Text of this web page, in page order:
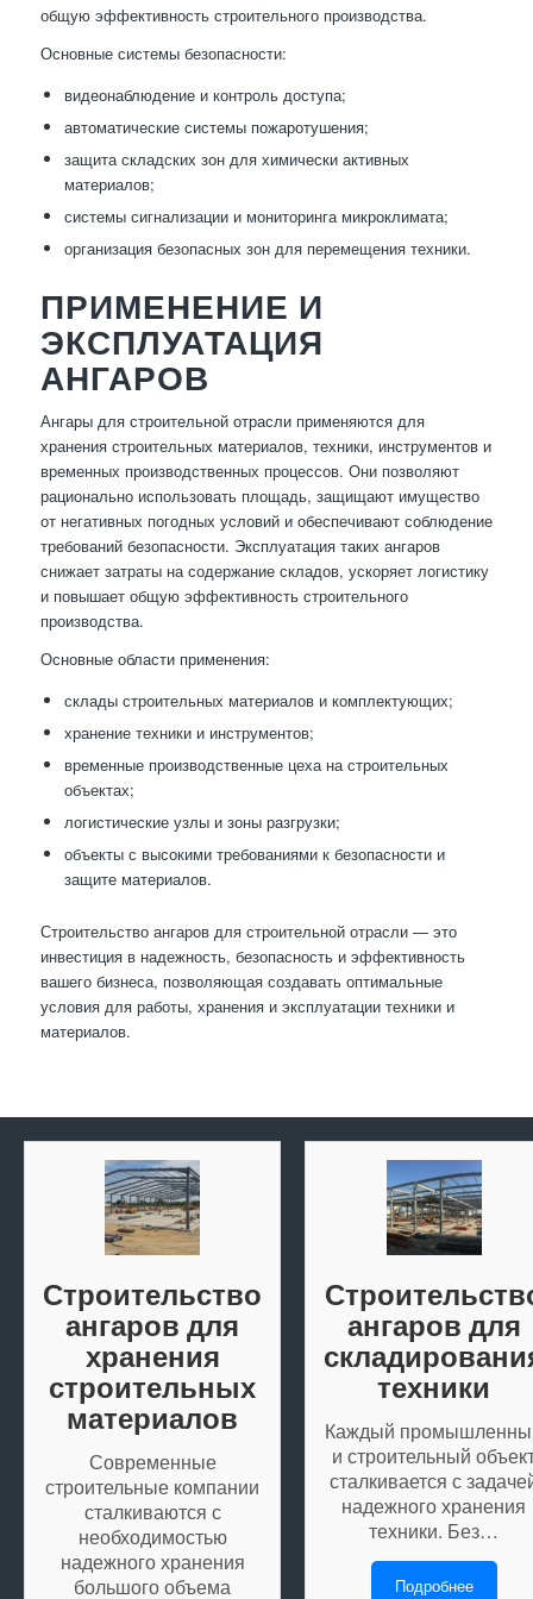
общую эффективность строительного производства.
Основные системы безопасности:
видеонаблюдение и контроль доступа;
автоматические системы пожаротушения;
защита складских зон для химически активных
материалов;
системы сигнализации и мониторинга микроклимата;
организация безопасных зон для перемещения техники.
ПРИМЕНЕНИЕ И
ЭКСПЛУАТАЦИЯ
АНГАРОВ
Ангары для строительной отрасли применяются для
хранения строительных материалов, техники, инструментов и
временных производственных процессов. Они позволяют
рационально использовать площадь, защищают имущество
от негативных погодных условий и обеспечивают соблюдение
требований безопасности. Эксплуатация таких ангаров
снижает затраты на содержание складов, ускоряет логистику
и повышает общую эффективность строительного
производства.
Основные области применения:
склады строительных материалов и комплектующих;
хранение техники и инструментов;
временные производственные цеха на строительных
объектах;
логистические узлы и зоны разгрузки;
объекты с высокими требованиями к безопасности и
защите материалов.
Строительство ангаров для строительной отрасли — это
инвестиция в надежность, безопасность и эффективность
вашего бизнеса, позволяющая создавать оптимальные
условия для работы, хранения и эксплуатации техники и
материалов.
Строительство
ангаров для
хранения
строительных
материалов
Современные
строительные компании
сталкиваются с
необходимостью
надежного хранения
большого объема
ангаров для
техники
Каждый
и строительный
сталкивается с
надежного хранения
техники. Без…
Подробнее